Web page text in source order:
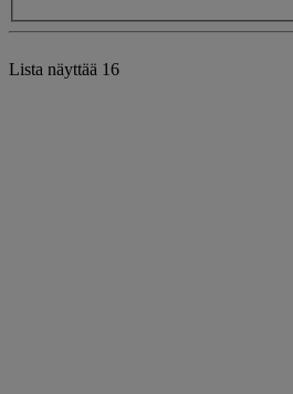
Lista näyttää 16